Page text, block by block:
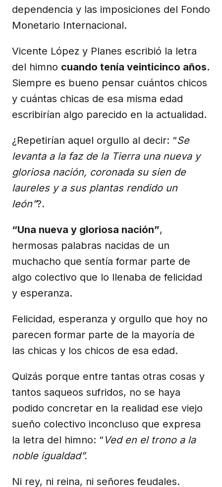
dependencia y las imposiciones del Fondo
Monetario Internacional.
Vicente López y Planes escribió la letra
del himno cuando tenía veinticinco años.
Siempre es bueno pensar cuántos chicos
y cuántas chicas de esa misma edad
escribirían algo parecido en la actualidad.
¿Repetirían aquel orgullo al decir: “Se
levanta a la faz de la Tierra una nueva y
gloriosa nación, coronada su sien de
laureles y a sus plantas rendido un
león”?.
“Una nueva y gloriosa nación”,
hermosas palabras nacidas de un
muchacho que sentía formar parte de
algo colectivo que lo llenaba de felicidad
y esperanza.
Felicidad, esperanza y orgullo que hoy no
parecen formar parte de la mayoría de
las chicas y los chicos de esa edad.
Quizás porque entre tantas otras cosas y
tantos saqueos sufridos, no se haya
podido concretar en la realidad ese viejo
sueño colectivo inconcluso que expresa
la letra del himno: “ Ved en el trono a la
noble igualdad”.
Ni rey, ni reina, ni señores feudales.